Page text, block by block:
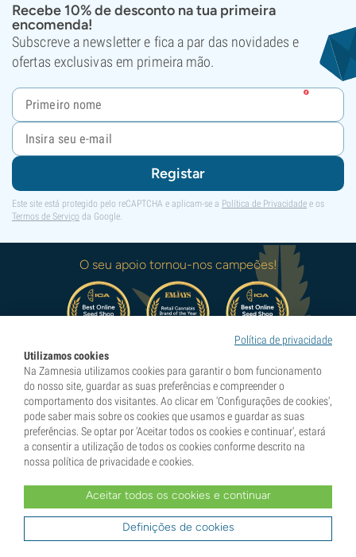
Recebe 10% de desconto na tua primeira
encomenda!
Subscreve a newsletter e fica a par das novidades e
ofertas exclusivas em primeira mão.
Registar
Este site está protegido pelo reCAPTCHA e aplicam-se a Política de Privacidade e os
Termos de Serviço da Google.
O seu apoio tornou-nos campeões!
prémios
Pioneiros em experiências naturais
Categorias
Política de privacidade
Utilizamos cookies
Na Zamnesia utilizamos cookies para garantir o bom funcionamento
do nosso site, guardar as suas preferências e compreender o
comportamento dos visitantes. Ao clicar em 'Configurações de cookies',
pode saber mais sobre os cookies que usamos e guardar as suas
preferências. Se optar por 'Aceitar todos os cookies e continuar', estará
a consentir a utilização de todos os cookies conforme descrito na
nossa política de privacidade e cookies.
Aceitar todos os cookies e continuar
Definições de cookies